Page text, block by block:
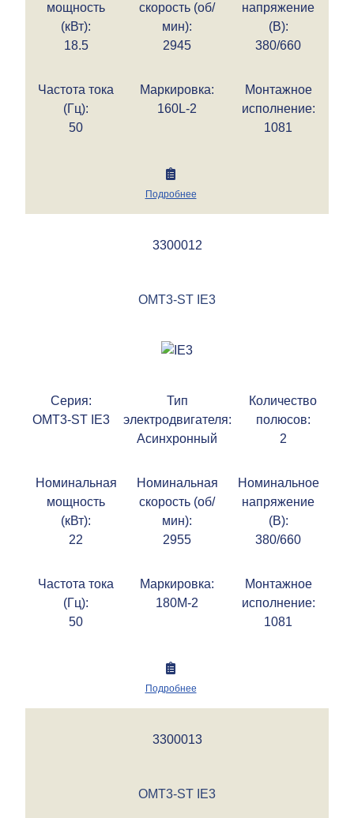
мощность
(кВт):
18.5
скорость (об/
мин):
2945
напряжение
(В):
380/660
Частота тока
(Гц):
50
Маркировка:
160L-2
Монтажное
исполнение:
1081
Подробнее
3300012
OMT3-ST IE3
Серия:
OMT3-ST IE3
Тип
электродвигателя:
Асинхронный
Количество
полюсов:
2
Номинальная
мощность
(кВт):
22
Номинальная
скорость (об/
мин):
2955
Номинальное
напряжение
(В):
380/660
Частота тока
(Гц):
50
Маркировка:
180M-2
Монтажное
исполнение:
1081
Подробнее
3300013
OMT3-ST IE3